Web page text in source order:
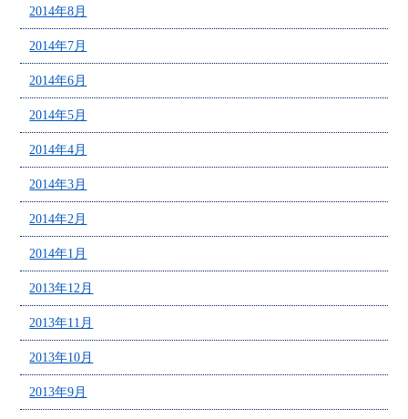
2014年8月
2014年7月
2014年6月
2014年5月
2014年4月
2014年3月
2014年2月
2014年1月
2013年12月
2013年11月
2013年10月
2013年9月